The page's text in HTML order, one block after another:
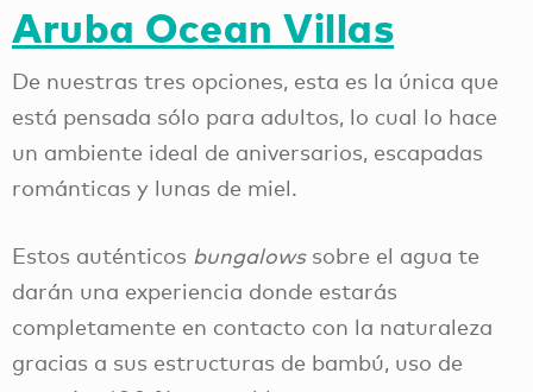
Aruba Ocean Villas
De nuestras tres opciones, esta es la única que
está pensada sólo para adultos, lo cual lo hace
un ambiente ideal de aniversarios, escapadas
románticas y lunas de miel.
Estos auténticos bungalowssobre el agua te
darán una experiencia donde estarás
completamente en contacto con la naturaleza
gracias a sus estructuras de bambú, uso de